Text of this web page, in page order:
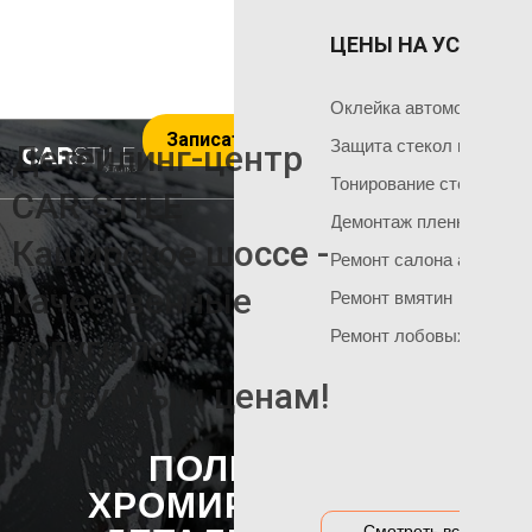
Записаться на услуги
Чем мы занимаемся
Команда мастеров
Социальные сети
Акция на тонировку
Акция на полировку
ГЛАВНАЯ
Оклейка
Оклейка
ОКЛЕЙКА
Оклейка
Оклейка
Оклейка
Оклейка
Оклейка
Оклейка автомобиля
Защита стекол пленкой
Ремонт салона
Ремонт вмятин
Ремонт лобовых стекол
Тонирование стекол
Демонтаж пленки
ЦЕНЫ НА УСЛУГИ
Детейлинг-центр
CAR-STILE
Каширское шоссе -
качественные
услуги по
доступным ценам!
ПОЛИРОВКА
ХРОМИРОВАННЫХ